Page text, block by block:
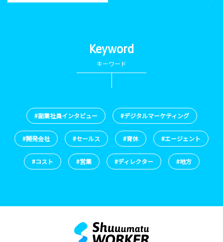
Keyword
キーワード
#副業社員インタビュー #デジタルマーケティング
#開発会社 #セールス #育休 #エージェント
#コスト #営業 #ディレクター #地方